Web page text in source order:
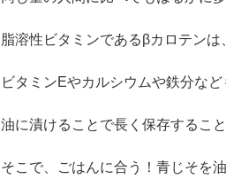
しそと油を一緒にすることで、美
しそには美容や健康に効果的なβカ
同じ量の人間に比べてもはるかに
脂溶性ビタミンであるβカロテンは
ビタミンEやカルシウムや鉄分な